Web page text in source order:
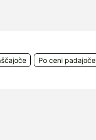
129, Avstrija
Po ceni padajoče